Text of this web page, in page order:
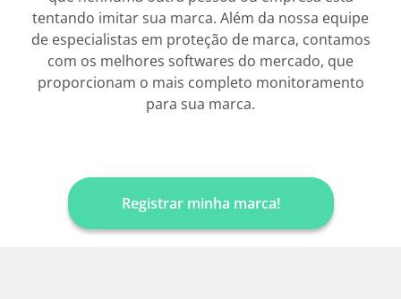
tentando imitar sua marca. Além da nossa equipe
de especialistas em proteção de marca, contamos
com os melhores softwares do mercado, que
proporcionam o mais completo monitoramento
para sua marca.
Registrar minha marca!